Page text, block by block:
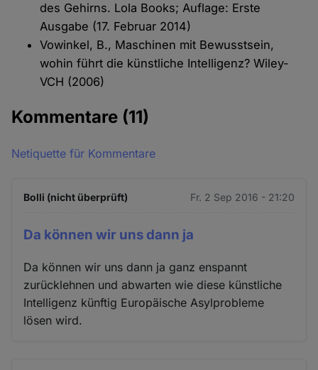
des Gehirns. Lola Books; Auflage: Erste
Ausgabe (17. Februar 2014)
Vowinkel, B., Maschinen mit Bewusstsein,
wohin führt die künstliche Intelligenz? Wiley-
VCH (2006)
Kommentare (11)
Netiquette für Kommentare
Bolli (nicht überprüft) Fr. 2 Sep 2016 - 21:20
Da können wir uns dann ja
Da können wir uns dann ja ganz enspannt
zurücklehnen und abwarten wie diese künstliche
Intelligenz künftig Europäische Asylprobleme
lösen wird.